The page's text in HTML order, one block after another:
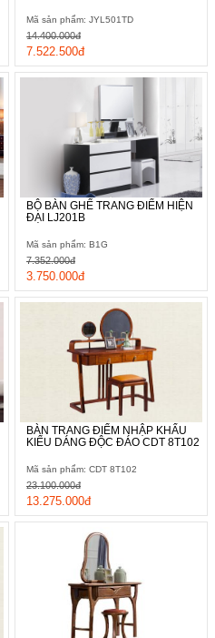
đồng bộ với bàn, với kích thước
linh hoạt cao. Các khung viền
hiện đại và ấn tượng hơn.
Mã sản phẩm: JYL501TD
7.522.500đ
14.400.000đ
BỘ BÀN GHẾ TRANG ĐIỂM HIỆN
ĐẠI LJ201B
Mã sản phẩm: B1G
3.750.000đ
7.352.000đ
BÀN TRANG ĐIỂM NHẬP KHẨU
KIỂU DÁNG ĐỘC ĐÁO CDT 8T102
Mã sản phẩm: CDT 8T102
13.275.000đ
23.100.000đ